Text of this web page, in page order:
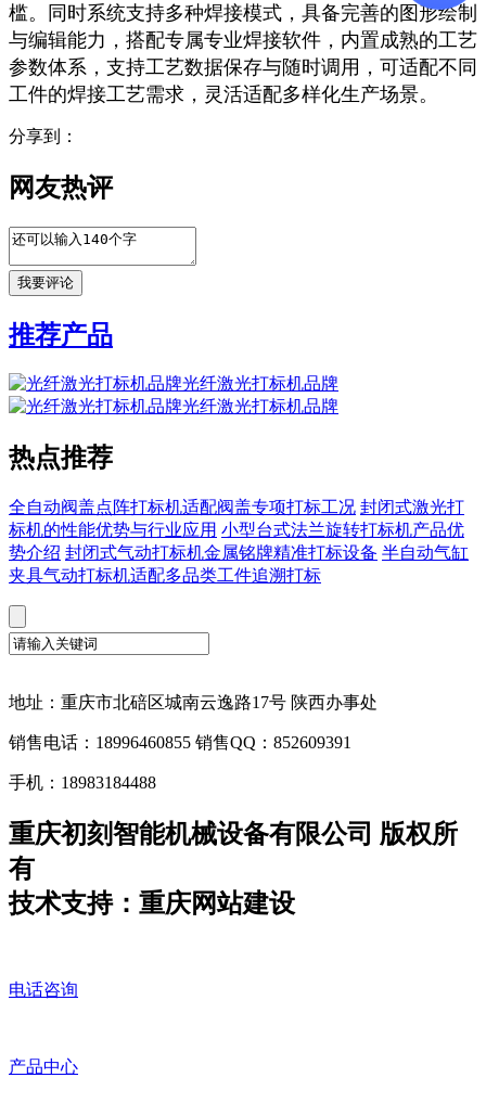
槛。同时系统支持多种焊接模式，具备完善的图形绘制
与编辑能力，搭配专属专业焊接软件，内置成熟的工艺
参数体系，支持工艺数据保存与随时调用，可适配不同
工件的焊接工艺需求，灵活适配多样化生产场景。
分享到：
网友热评
推荐产品
光纤激光打标机品牌
光纤激光打标机品牌
热点推荐
全自动阀盖点阵打标机适配阀盖专项打标工况 封闭式激光打
标机的性能优势与行业应用 小型台式法兰旋转打标机产品优
势介绍 封闭式气动打标机金属铭牌精准打标设备 半自动气缸
夹具气动打标机适配多品类工件追溯打标
地址：重庆市北碚区城南云逸路17号 陕西办事处
销售电话：18996460855 销售QQ：852609391
手机：18983184488
重庆初刻智能机械设备有限公司 版权所
有
技术支持：重庆网站建设
电话咨询
产品中心